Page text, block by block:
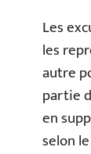
Les
les
autre
partie
en
selon